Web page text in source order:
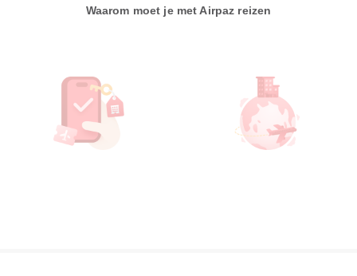
Waarom moet je met Airpaz reizen